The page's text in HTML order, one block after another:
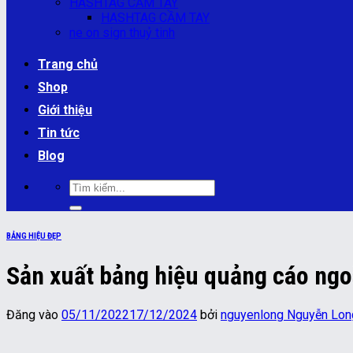
HASHTAG CẦM TAY
ne on sign thuỷ tinh
Trang chủ
Shop
Giới thiệu
Tin tức
Blog
Tìm
kiếm:
BẢNG HIỆU ĐẸP
Sản xuất bảng hiệu quảng cáo
Đăng vào 05/11/202217/12/2024 bởi nguyenlong Nguyễn